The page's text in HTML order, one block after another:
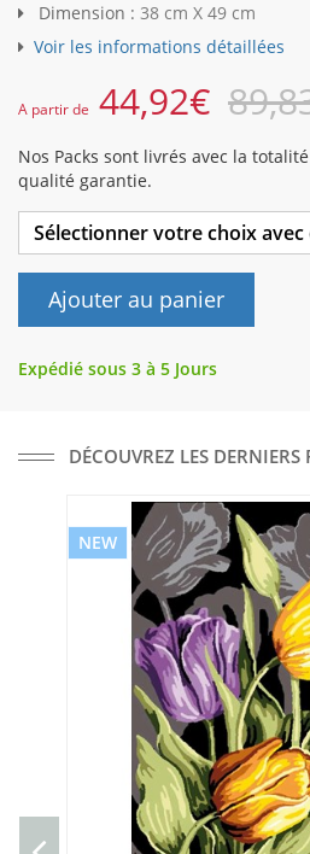
Dimension : 38 cm X 49 cm
Voir les informations détaillées
A partir de 44,92€
Nos Packs sont livrés avec la
qualité garantie.
Sélectionner votre choix avec
Ajouter au panier
Expédié sous 3 à 5 Jours
DÉCOUVREZ LES DERNIERS
NEW